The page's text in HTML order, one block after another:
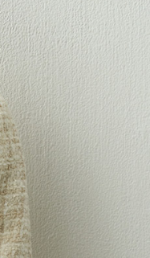
額度不足之情形，本公司將視審查
資訊註冊。若發現惡意使用之情
該用戶之使用額度並採取法律行